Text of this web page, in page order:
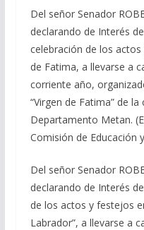
Del señor Senador
declarando de Interés
celebración de los
de Fatima, a llevarse a
corriente año,
“Virgen de Fatima” de
Departamento Metan.
Comisión de Educación
Del señor Senador
declarando de Interés
de los actos y festejos
Labrador”, a llevarse a